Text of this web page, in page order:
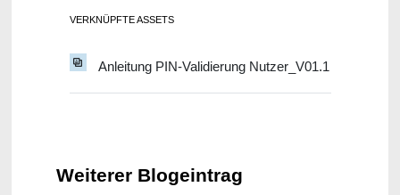
VERKNÜPFTE ASSETS
Anleitung PIN-Validierung Nutzer_V01.1
Weiterer Blogeintrag